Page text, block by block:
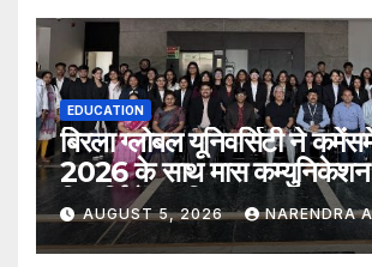
EDUCATION
बिरला ग्लोबल यूनिवर्सिटी ने
2026 के साथ मास
विद्यार्थियों का किया स्वागत
AUGUST 5, 2026 NARENDRA